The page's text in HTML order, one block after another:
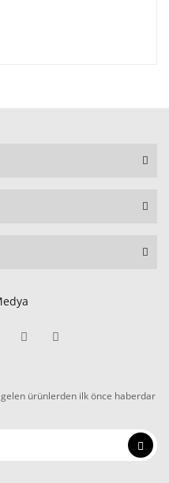
ürünlerden ilk önce haberdar